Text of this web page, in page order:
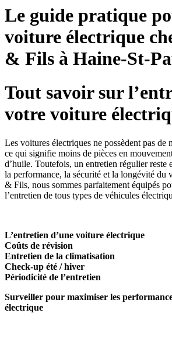
Le guide pratique
voiture électrique
& Fils à Haine-St-
Tout savoir sur
votre voiture
Les voitures électriques ne possèdent pas de
ce qui signifie moins de pièces en
d’huile. Toutefois, un entretien régulier reste
la performance, la sécurité et la longévité du
& Fils, nous sommes parfaitement équipés
l’entretien de tous types de véhicules
L’entretien d’une voiture électrique
Coûts de révision
Entretien de la climatisation
Check-up été / hiver
Périodicité de l’entretien
Surveiller pour maximiser les
électrique